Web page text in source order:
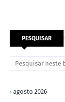
PESQUISAR
agosto 2026